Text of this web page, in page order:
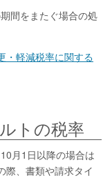
間をまたぐ場合の処
・軽減税率に関する
トの税率
月1日以降の場合は
際、書類や請求タイ